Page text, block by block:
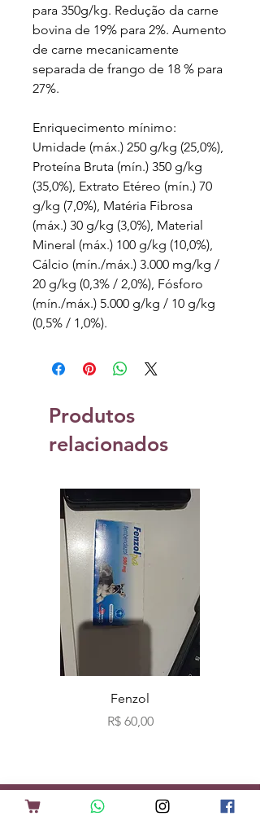
para 350g/kg. Redução da carne
bovina de 19% para 2%. Aumento
de carne mecanicamente
separada de frango de 18 % para
27%.
Enriquecimento mínimo:
Umidade (máx.) 250 g/kg (25,0%),
Proteína Bruta (mín.) 350 g/kg
(35,0%), Extrato Etéreo (mín.) 70
g/kg (7,0%), Matéria Fibrosa
(máx.) 30 g/kg (3,0%), Material
Mineral (máx.) 100 g/kg (10,0%),
Cálcio (mín./máx.) 3.000 mg/kg /
20 g/kg (0,3% / 2,0%), Fósforo
(mín./máx.) 5.000 g/kg / 10 g/kg
(0,5% / 1,0%).
Produtos
relacionados
Fenzol
Preço
R$ 60,00